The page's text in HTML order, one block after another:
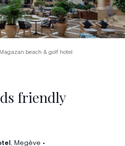
beach & golf hotel
friendly
, Megève •